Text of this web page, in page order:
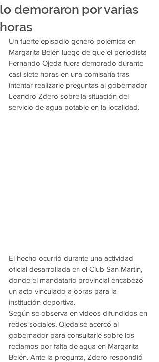
lo demoraron por varias
horas
Un fuerte episodio generó polémica en
Margarita Belén luego de que el periodista
Fernando Ojeda fuera demorado durante
casi siete horas en una comisaría tras
intentar realizarle preguntas al gobernador
Leandro Zdero sobre la situación del
servicio de agua potable en la localidad.
El hecho ocurrió durante una actividad
oficial desarrollada en el Club San Martín,
donde el mandatario provincial encabezó
un acto vinculado a obras para la
institución deportiva.
Según se observa en videos difundidos en
redes sociales, Ojeda se acercó al
gobernador para consultarle sobre los
reclamos por falta de agua en Margarita
Belén. Ante la pregunta, Zdero respondió